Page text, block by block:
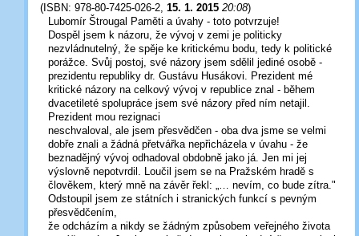
( ISBN: 978-80-7425-026-2 15. 1. 2015 20:08)
Lubomír Štrougal Paměti a úvahy - toto potvrzuje!
Dospěl jsem k názoru, že vývoj v zemi je politicky
nezvládnutelný, že spěje ke kritickému bodu, tedy k politické
porážce. Svůj postoj, své názory jsem sdělil jediné osobě -
prezidentu republiky dr. Gustávu Husákovi. Prezident mé
kritické názory na celkový vývoj v republice znal - během
dvacetileté spolupráce jsem své názory před ním netajil.
Prezident mou rezignaci
neschvaloval, ale jsem přesvědčen - oba dva jsme se velmi
dobře znali a žádná přetvářka nepřicházela v úvahu - že
beznadějný vývoj odhadoval obdobně jako já. Jen mi jej
výslovně nepotvrdil. Loučil jsem se na Pražském hradě s
člověkem, který mně na závěr řekl: „… nevím, co bude zítra."
Odstoupil jsem ze státních i stranických funkcí s pevným
přesvědčením,
že odcházím a nikdy se žádným způsobem veřejného života